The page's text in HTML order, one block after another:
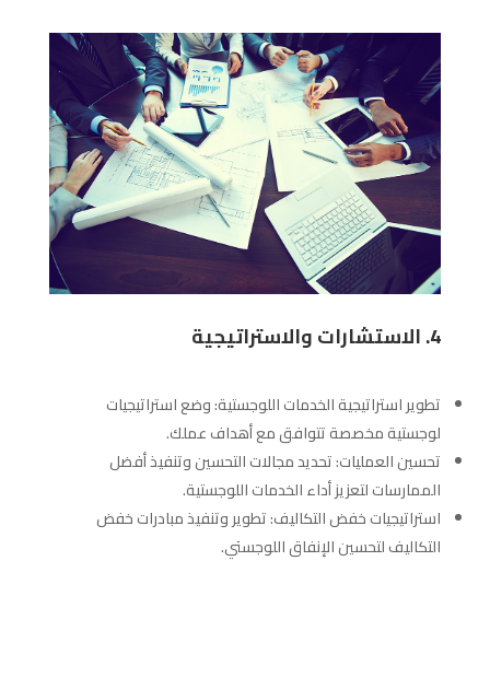
4. الاستشارات والاستراتيجية
تطوير استراتيجية الخدمات اللوجستية: وضع استراتيجيات
لوجستية مخصصة تتوافق مع أهداف عملك.
تحسين العمليات: تحديد مجالات التحسين وتنفيذ أفضل
الممارسات لتعزيز أداء الخدمات اللوجستية.
استراتيجيات خفض التكاليف: تطوير وتنفيذ مبادرات خفض
التكاليف لتحسين الإنفاق اللوجستي.